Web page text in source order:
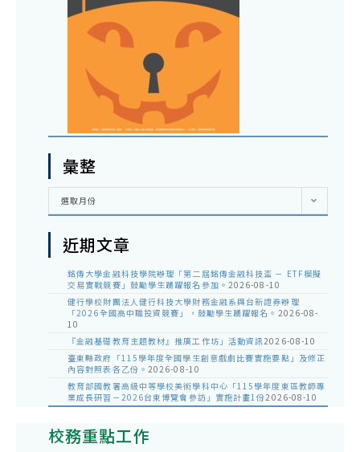
彙整
彙
選取月份
近期文章
銘傳大學金融科技學院辦理「第二屆銘傳金融科技盃 － ETF模擬
交易實戰競賽」鼓勵學生踴躍報名參加。 2026-08-10
健行學校財團法人健行科技大學財務金融系與台新證券辦理
「2026全國高中職投資競賽」，鼓勵學生踴躍報名。 2026-08-
10
『金融基礎教育主題教材』推廣工作坊」活動資訊2026-08-10
臺東縣政府「115學年度全國學生創意戲劇比賽實施要點」及修正
內容對照表各乙份。 2026-08-10
教育部國教署高級中等學校美術學科中心「115學年度東區教師專
業成長研習－2026台東博覽會參訪」實施計畫1份2026-08-10
校務重點工作